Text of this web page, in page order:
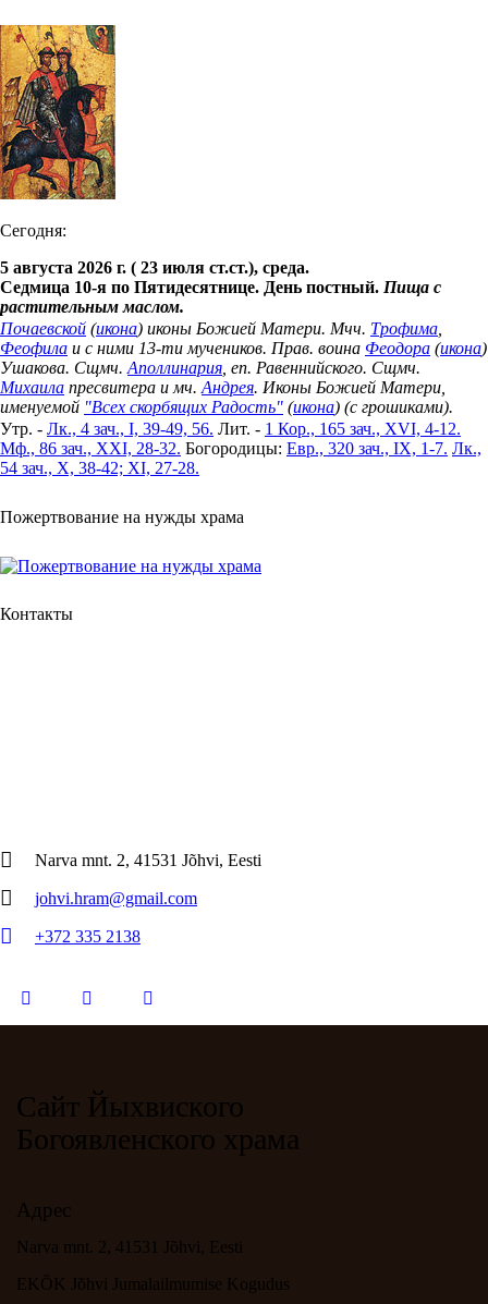
Сегодня:
5 августа 2026 г. ( 23 июля ст.ст.), среда.
Седмица 10-я по Пятидесятнице. День постный. Пища с
растительным маслом.
Почаевской (икона) иконы Божией Матери. Мчч. Трофима
Феофила и с ними 13-ти мучеников. Прав. воина Феодора (икона)
Ушакова. Сщмч. Аполлинария , еп. Равеннийского. Сщмч.
Михаила пресвитера и мч. Андрея. Иконы Божией Матери,
именуемой "Всех скорбящих Радость" (икона) (с грошиками).
Утр. - Лк., 4 зач., I, 39-49, 56. Лит. - 1 Кор., 165 зач., XVI, 4-12.
Мф., 86 зач., XXI, 28-32. Богородицы: Евр., 320 зач., IX, 1-7. Лк.,
54 зач., X, 38-42; XI, 27-28.
Пожертвование на нужды храма
Контакты
Narva mnt. 2, 41531 Jõhvi, Eesti
johvi.hram@gmail.com
+372 335 2138
Сайт Йыхвиского
Богоявленского храма
Адрес
Narva mnt. 2, 41531 Jõhvi, Eesti
EKÕK Jõhvi Jumalailmumise Kogudus